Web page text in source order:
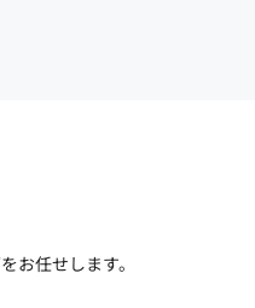
お任せします。